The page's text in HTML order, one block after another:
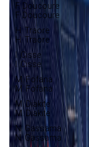
F. Doucoure
F. Doucoure
H. Traore
H. Traore
I. Cisse
I. Cisse
M. Fofana
M. Fofana
M. Diakite
M. Diakite
N. Gassama
N. Gassama